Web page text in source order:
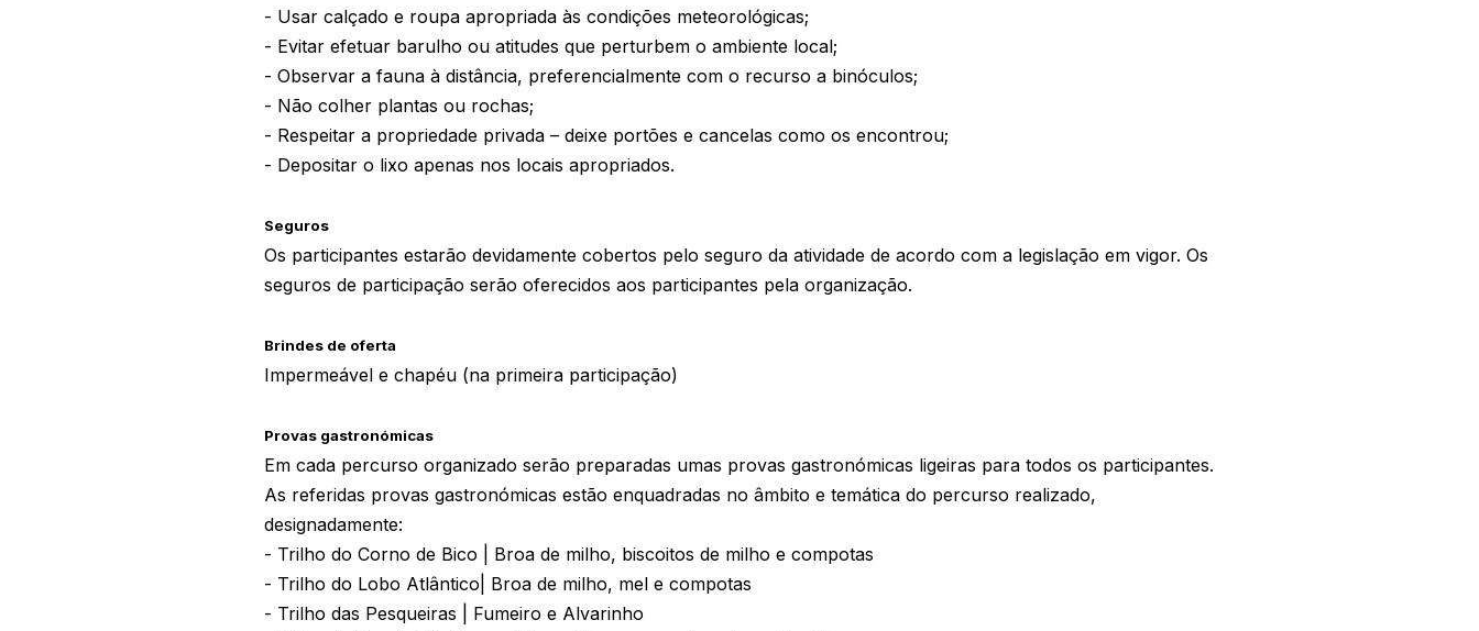
- Usar calçado e roupa apropriada às condições meteorológicas;
- Evitar efetuar barulho ou atitudes que perturbem o ambiente local;
- Observar a fauna à distância, preferencialmente com o recurso a binóculos;
- Não colher plantas ou rochas;
- Respeitar a propriedade privada – deixe portões e cancelas como os encontrou;
- Depositar o lixo apenas nos locais apropriados.
Seguros
Os participantes estarão devidamente cobertos pelo seguro da atividade de acordo com a legislação em vigor. Os
seguros de participação serão oferecidos aos participantes pela organização.
Brindes de oferta
Impermeável e chapéu (na primeira participação)
Provas gastronómicas
Em cada percurso organizado serão preparadas umas provas gastronómicas ligeiras para todos os participantes.
As referidas provas gastronómicas estão enquadradas no âmbito e temática do percurso realizado,
designadamente:
- Trilho do Corno de Bico | Broa de milho, biscoitos de milho e compotas
- Trilho do Lobo Atlântico| Broa de milho, mel e compotas
- Trilho das Pesqueiras | Fumeiro e Alvarinho